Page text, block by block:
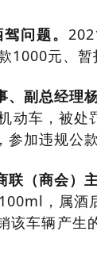
问题。
元、暂
、副总经理
车，被处
加违规公
（商会）
，属酒
该车辆产